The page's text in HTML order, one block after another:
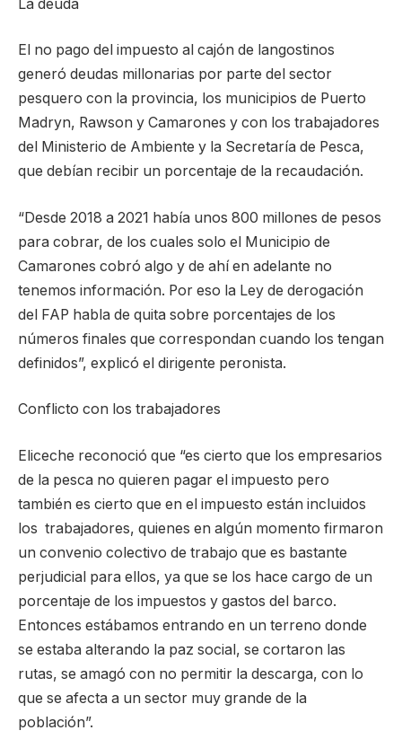
La deuda
El no pago del impuesto al cajón de langostinos
generó deudas millonarias por parte del sector
pesquero con la provincia, los municipios de Puerto
Madryn, Rawson y Camarones y con los trabajadores
del Ministerio de Ambiente y la Secretaría de Pesca,
que debían recibir un porcentaje de la recaudación.
“Desde 2018 a 2021 había unos 800 millones de pesos
para cobrar, de los cuales solo el Municipio de
Camarones cobró algo y de ahí en adelante no
tenemos información. Por eso la Ley de derogación
del FAP habla de quita sobre porcentajes de los
números finales que correspondan cuando los tengan
definidos”, explicó el dirigente peronista.
Conflicto con los trabajadores
Eliceche reconoció que “es cierto que los empresarios
de la pesca no quieren pagar el impuesto pero
también es cierto que en el impuesto están incluidos
los trabajadores, quienes en algún momento firmaron
un convenio colectivo de trabajo que es bastante
perjudicial para ellos, ya que se los hace cargo de un
porcentaje de los impuestos y gastos del barco.
Entonces estábamos entrando en un terreno donde
se estaba alterando la paz social, se cortaron las
rutas, se amagó con no permitir la descarga, con lo
que se afecta a un sector muy grande de la
población”.